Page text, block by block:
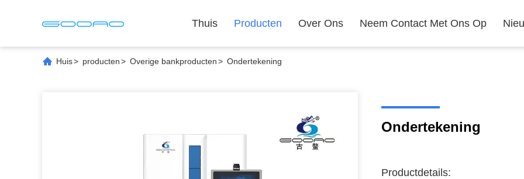
Thuis Producten Over Ons Neem Contact Met Ons Op
Huis> producten> Overige bankproducten> Ondertekening
Ondertekening
Productdetails: